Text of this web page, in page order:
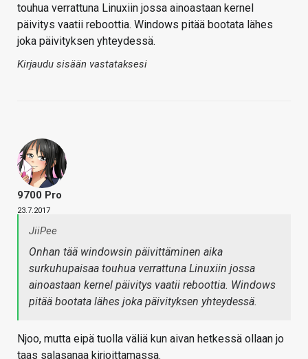
touhua verrattuna Linuxiin jossa ainoastaan kernel
päivitys vaatii reboottia. Windows pitää bootata lähes
joka päivityksen yhteydessä.
Kirjaudu sisään vastataksesi
9700 Pro
23.7.2017
JiiPee
Onhan tää windowsin päivittäminen aika
surkuhupaisaa touhua verrattuna Linuxiin jossa
ainoastaan kernel päivitys vaatii reboottia. Windows
pitää bootata lähes joka päivityksen yhteydessä.
Njoo, mutta eipä tuolla väliä kun aivan hetkessä ollaan jo
taas salasanaa kirjoittamassa.